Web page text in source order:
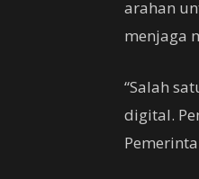
arahan
menjaga
“Salah
digital.